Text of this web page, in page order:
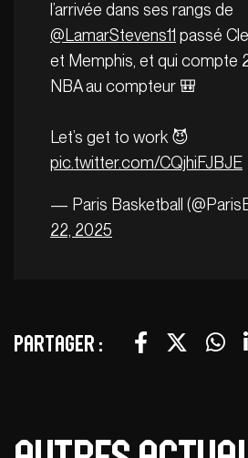
l’arrivée dans ses rangs de
@LamarStevens11 passé
et Memphis, et qui compte
NBA au compteur 🎒
Let’s get to work 😈
pic.twitter.com/CQjhiFJBJE
— Paris Basketball
22, 2025
Partager :